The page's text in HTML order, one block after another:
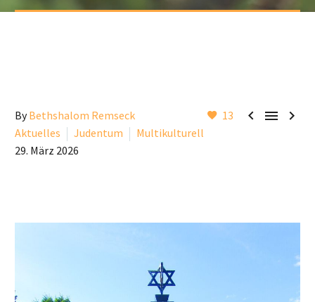
13   
ByBethshalom Remseck
Aktuelles
Judentum
Multikulturell
29. März 2026